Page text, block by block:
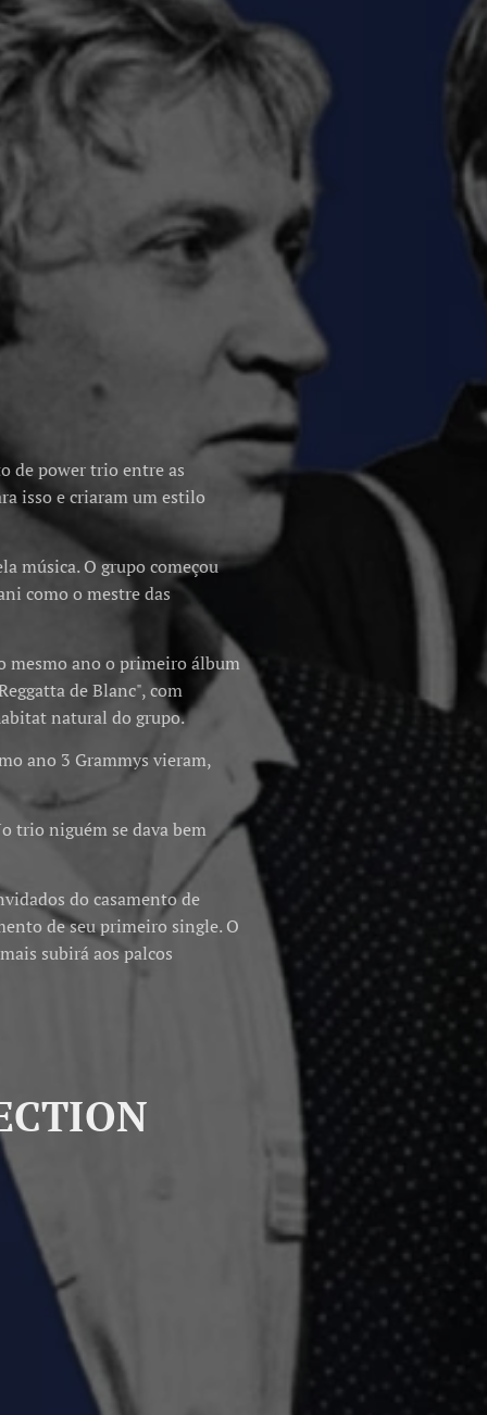
de power trio entre as
isso e criaram um estilo
música. O grupo começou
como o mestre das
mesmo ano o primeiro álbum
de Blanc", com
natural do grupo.
ano 3 Grammys vieram,
trio niguém se dava bem
do casamento de
de seu primeiro single. O
subirá aos palcos